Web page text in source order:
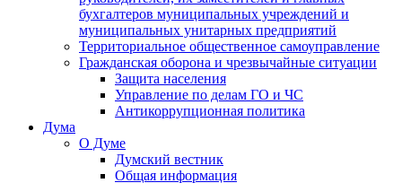
бухгалтеров муниципальных учреждений и
муниципальных унитарных предприятий
Территориальное общественное самоуправление
Гражданская оборона и чрезвычайные ситуации
Защита населения
Управление по делам ГО и ЧС
Антикоррупционная политика
Дума
О Думе
Думский вестник
Общая информация